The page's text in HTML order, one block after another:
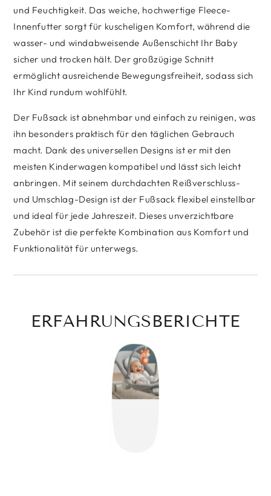
und Feuchtigkeit. Das weiche, hochwertige Fleece-
Innenfutter sorgt für kuscheligen Komfort, während die
wasser- und windabweisende Außenschicht Ihr Baby
sicher und trocken hält. Der großzügige Schnitt
ermöglicht ausreichende Bewegungsfreiheit, sodass sich
Ihr Kind rundum wohlfühlt.
Der Fußsack ist abnehmbar und einfach zu reinigen, was
ihn besonders praktisch für den täglichen Gebrauch
macht. Dank des universellen Designs ist er mit den
meisten Kinderwagen kompatibel und lässt sich leicht
anbringen. Mit seinem durchdachten Reißverschluss-
und Umschlag-Design ist der Fußsack flexibel einstellbar
und ideal für jede Jahreszeit. Dieses unverzichtbare
Zubehör ist die perfekte Kombination aus Komfort und
Funktionalität für unterwegs.
ERFAHRUNGSBERICHTE